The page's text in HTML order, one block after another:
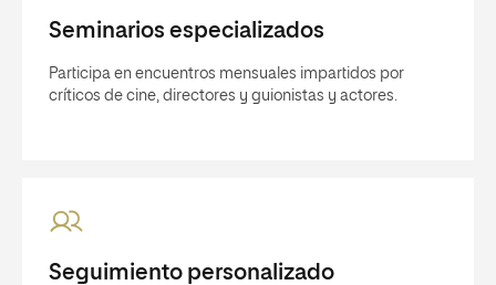
Seminarios especializados
Participa en encuentros mensuales impartidos por
críticos de cine, directores y guionistas y actores.
Seguimiento personalizado